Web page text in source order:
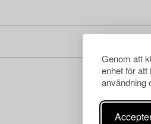
Genom att
enhet för att
användning